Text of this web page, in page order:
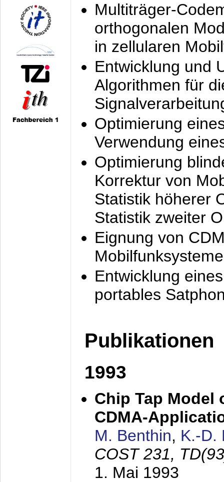
Multiträger-
orthogonalen
in zellularen
Entwicklung und
Algorithmen für
Optimierung
Verwendung
Optimierung
Korrektur von
Statistik höherer
Statistik zweiter
Eignung von
Mobilfunksysteme
Entwicklung
portables
Publikationen
1993
Chip Tap Model
CDMA-
M. Benthin, K.-D.
COST 231,
1. Mai 1993